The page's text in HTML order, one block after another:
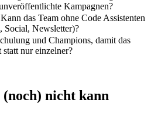
Kampagnen?
das Team ohne Code Assistenten
Social, Newsletter)?
und Champions, damit das
statt nur einzelner?
(noch) nicht kann